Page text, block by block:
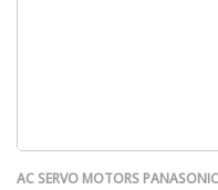
AC SERVO MOTORS PANASONIC